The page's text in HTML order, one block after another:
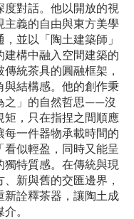
度對話。他以開放的視
主義的自由與東方美學
並以「陶土建築師」
建構中融入空間建築的
統茶具的圓融框架，
與結構感。他的創作秉
之」的自然哲思——沒
矩，只在指捏之間順應
每一件器物承載時間的
看似輕盈，同時又能呈
獨特質感。在傳統與現
新與舊的交匯邊界，
新詮釋茶器，讓陶土成
。